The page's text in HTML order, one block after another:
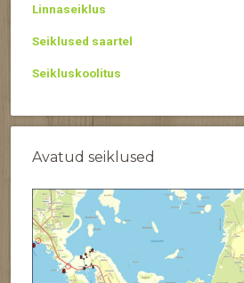
Linnaseiklus
Seiklused saartel
Seikluskoolitus
Avatud seiklused